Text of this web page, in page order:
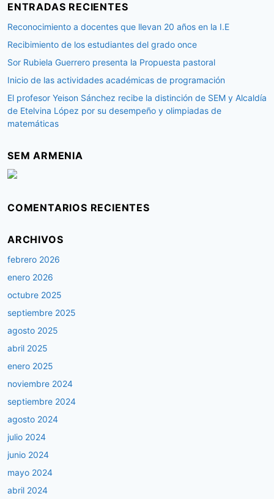
a
r
ENTRADAS RECIENTES
Reconocimiento a docentes que llevan 20 años en la I.E
Recibimiento de los estudiantes del grado once
Sor Rubiela Guerrero presenta la Propuesta pastoral
Inicio de las actividades académicas de programación
El profesor Yeison Sánchez recibe la distinción de SEM y Alcaldía
de Etelvina López por su desempeño y olimpiadas de
matemáticas
SEM ARMENIA
COMENTARIOS RECIENTES
ARCHIVOS
febrero 2026
enero 2026
octubre 2025
septiembre 2025
agosto 2025
abril 2025
enero 2025
noviembre 2024
septiembre 2024
agosto 2024
julio 2024
junio 2024
mayo 2024
abril 2024